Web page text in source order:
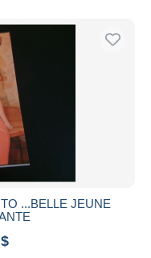
...BELLE JEUNE